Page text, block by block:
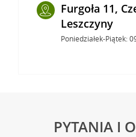
Furgoła 11,
Leszczyny
Poniedziałek-Piątek:
PYTANIA I